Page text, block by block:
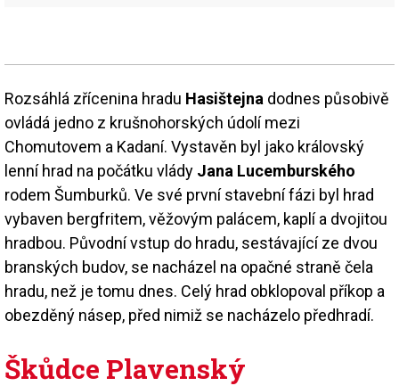
Rozsáhlá zřícenina hradu Hasištejna dodnes působivě
ovládá jedno z krušnohorských údolí mezi
Chomutovem a Kadaní. Vystavěn byl jako královský
lenní hrad na počátku vlády Jana Lucemburského
rodem Šumburků. Ve své první stavební fázi byl hrad
vybaven bergfritem, věžovým palácem, kaplí a dvojitou
hradbou. Původní vstup do hradu, sestávající ze dvou
branských budov, se nacházel na opačné straně čela
hradu, než je tomu dnes. Celý hrad obklopoval příkop a
obezděný násep, před nimiž se nacházelo předhradí.
Škůdce Plavenský